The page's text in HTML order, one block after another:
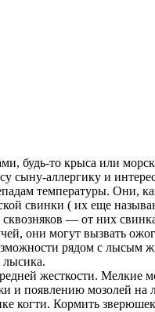
будь-то крыса или
сыну-аллергику и
температуры. Они,
свинки ( их еще
— от них
они могут вызвать
рядом с лысым
лысика.
жесткости. Мелкие
и появлению мозолей на
когти. Кормить